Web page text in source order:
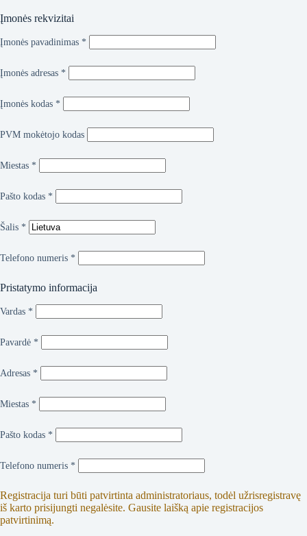
Įmonės rekvizitai
Įmonės pavadinimas *
Įmonės adresas *
Įmonės kodas *
PVM mokėtojo kodas
Miestas *
Pašto kodas *
Šalis *
Telefono numeris *
Pristatymo informacija
Vardas *
Pavardė *
Adresas *
Miestas *
Pašto kodas *
Telefono numeris *
Registracija turi būti patvirtinta administratoriaus, todėl užrisregistravę
iš karto prisijungti negalėsite. Gausite laišką apie registracijos
patvirtinimą.